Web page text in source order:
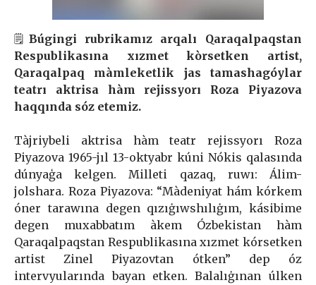
🗒 Búgingi rubrikamız arqalı Qaraqalpaqstan
Respublikasına xızmet kòrsetken artist,
Qaraqalpaq màmleketlik jas tamashagóylar
teatrı aktrisa hàm rejissyorı Roza Piyazova
haqqında sóz etemiz.
Tàjriybeli aktrisa hàm teatr rejissyorı Roza
Piyazova 1965-jıl 13-oktyabr kúni Nókis qalasında
dúnyaģa kelgen. Milleti qazaq, ruwı: Álim-
jolshara. Roza Piyazova: “Màdeniyat hám kórkem
óner tarawına degen qızıġıwshılıġım, kásibime
degen muxabbatım àkem Ózbekistan hàm
Qaraqalpaqstan Respublikasına xızmet kórsetken
artist Zinel Piyazovtan ótken” dep óz
intervyularında bayan etken. Balalıġınan úlken